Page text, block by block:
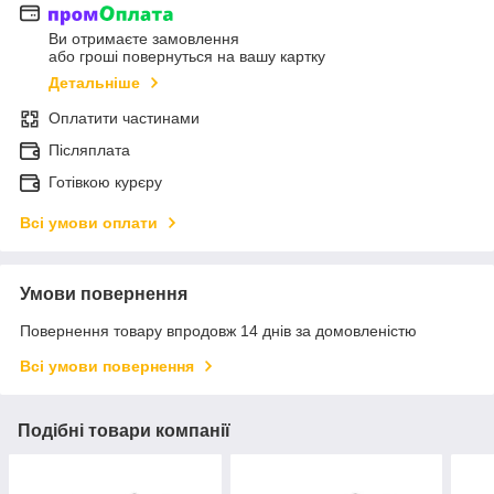
Ви отримаєте замовлення
або гроші повернуться на вашу картку
Детальніше
Оплатити частинами
Післяплата
Готівкою курєру
Всі умови оплати
Умови повернення
Повернення товару впродовж 14 днів за домовленістю
Всі умови повернення
Подібні товари компанії